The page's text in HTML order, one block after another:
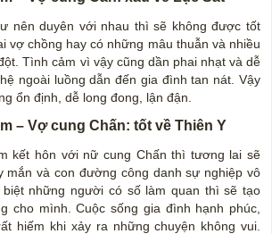
nên duyên với nhau thì sẽ không được tốt
vợ chồng hay có những mâu thuẫn và nhiều
Tình cảm vì vậy cũng dần phai nhạt và dễ
ngoài luồng dẫn đến gia đình tan nát. Vậy
ổn định, dễ long đong, lận đận.
– Vợ cung Chấn: tốt về Thiên Y
kết hôn với nữ cung Chấn thì tương lai sẽ
mắn và con đường công danh sự nghiệp vô
những người có số làm quan thì sẽ tạo
cho mình. Cuộc sống gia đình hạnh phúc,
hiếm khi xảy ra những chuyện không vui.